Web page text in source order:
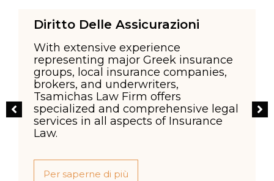
Diritto Delle Assicurazioni
With extensive experience
representing major Greek insurance
groups, local insurance companies,
brokers, and underwriters,
Tsamichas Law Firm offers
specialized and comprehensive legal
services in all aspects of Insurance
Law.
Per saperne di più